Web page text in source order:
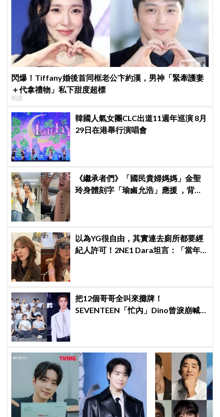
閃爆！Tiffany婚後首同框老公卞約漢，男神「緊牽護妻
＋代拿禮物」私下甜度超標
明星
韓國人氣女團CLC出道11週年巡演 8月
29日在港舉行演唱會
《繼承者們》「國民貴婦媽媽」金聖
玲身體刻字「瑜鹵允浩」應援 ，背後
以為YG很自由，其實連去廁所都要經
紀人許可！2NE1 Dara坦言：「當年
把12個哥哥全叫來攤牌！
SEVENTEEN「忙內」Dino曾淚崩喊